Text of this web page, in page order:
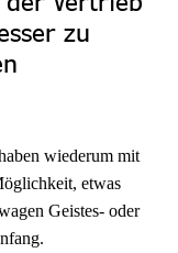
zu
wiederum mit
etwas
Geistes- oder